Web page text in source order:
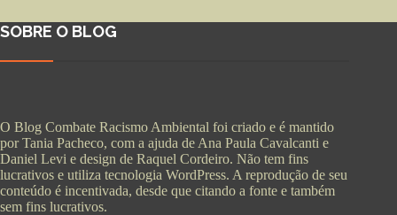
SOBRE O BLOG
O Blog Combate Racismo Ambiental foi criado e é mantido
por Tania Pacheco, com a ajuda de Ana Paula Cavalcanti e
Daniel Levi e design de Raquel Cordeiro. Não tem fins
lucrativos e utiliza tecnologia WordPress. A reprodução de seu
conteúdo é incentivada, desde que citando a fonte e também
sem fins lucrativos.